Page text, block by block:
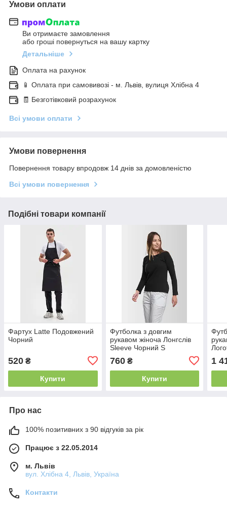
Умови оплати
Ви отримаєте замовлення
або гроші повернуться на вашу картку
Детальніше
Оплата на рахунок
📱 Оплата при самовивозі - м. Львів, вулиця Хлібна 4
🧾 Безготівковий розрахунок
Всі умови оплати
Умови повернення
Повернення товару впродовж 14 днів за домовленістю
Всі умови повернення
Подібні товари компанії
Фартух Latte Подовжений
Чорний
520 ₴
Купити
Футболка з довгим
рукавом жіноча Лонгслів
Sleeve Чорний S
760₴
Купити
1
Про нас
100% позитивних з 90 відгуків за рік
Працює з 22.05.2014
м. Львів
вул. Хлібна 4, Львів, Україна
Контакти